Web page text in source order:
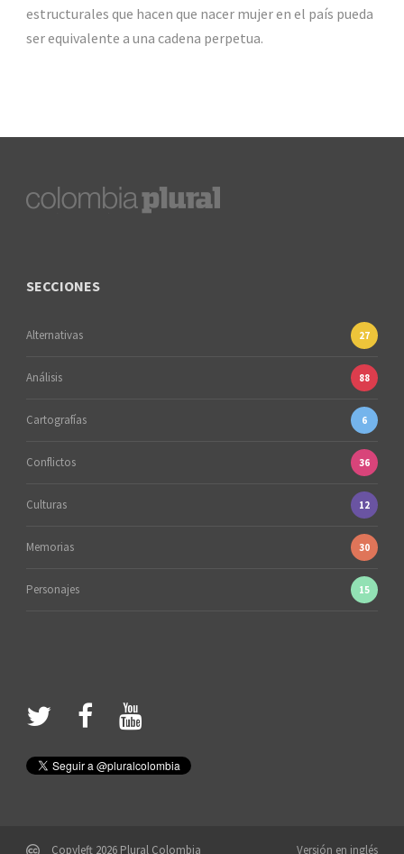
estructurales que hacen que nacer mujer en el país pueda
ser equivalente a una cadena perpetua.
SECCIONES
Alternativas 27
Análisis 88
Cartografías 6
Conflictos 36
Culturas 12
Memorias 30
Personajes 15
Copyleft 2026 Plural Colombia Versión en inglés